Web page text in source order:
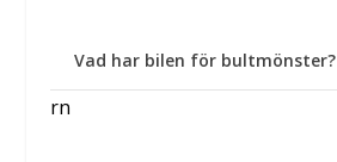
Vad har bilen för bultmönster?
rn